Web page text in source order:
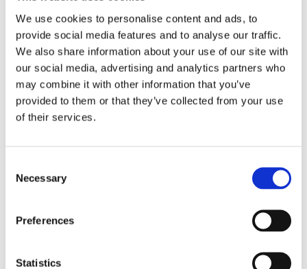
We use cookies to personalise content and ads, to
provide social media features and to analyse our traffic.
We also share information about your use of our site with
our social media, advertising and analytics partners who
may combine it with other information that you’ve
provided to them or that they’ve collected from your use
of their services.
Selection
Necessary
Preferences
Statistics